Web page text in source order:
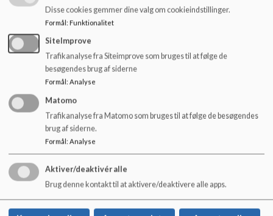
Læs yderligere i dokumentet herunder.
Dokumenter
Visions og værdikompas A.pdf
SUNDskolen
Disse cookies gemmer dine valg om cookieindstillinger.
Formål: Funktionalitet
SiteImprove
Trafikanalyse fra Siteimprove som bruges til at følge de
besøgendes brug af siderne
Formål : Analyse
Matomo
Trafikanalyse fra Matomo som bruges til at følge de besøgendes
brug af siderne.
Formål: Analyse
Aktiver/deaktivér alle
Brug denne kontakt til at aktivere/deaktivere alle apps.